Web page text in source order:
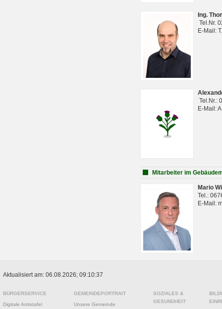
Ing.
Tel.Nr.
E-Mail:
Tel.Nr.:
E-Mail:
Mitarbeiter im
Mario
Tel.:
E-Mail:
Aktualisiert am: 06.08.2026; 09:10:37
BÜRGERSERVICE
Digitale Amtstafel
GEMEINDEPORTRAIT
Unsere Gemeinde
SOZIALES &
GESUNDHEIT